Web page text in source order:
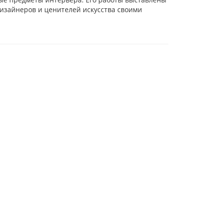
и ценителей искусства своими